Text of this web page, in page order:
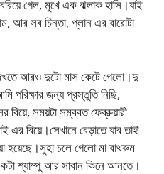
গেল, মুখে এক ঝলাক হাসি।যাই
আর সব চিন্তা, প্লান এর বারোটা
আরও দুটো মাস কেটে গেলো।দু
পরিক্ষার জন্য প্রস্তুতি নিছি,
সময়টা সম্ববত ফেব্রুয়ারী
এর বিয়ে।সেখানে বেড়াতে যাব তাই
হয়েছে।সুহা চলে গেলো মা বাথরুম
শ্যাম্পু আর সাবান কিনে আনতে।